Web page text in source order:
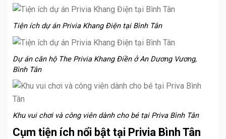
Tiện ích dự án Privia Khang Điện tại Bình Tân
Dự án căn hộ The Privia Khang Điền ở An Dương Vương,
Bình Tân
Khu vui chơi và công viên dành cho bé tại Priva Bình Tân
Cụm tiện ích nổi bật tại Privia Bình Tân